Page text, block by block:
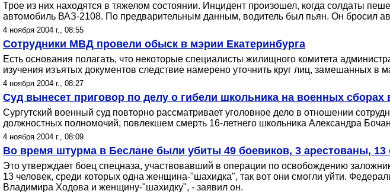
Трое из них находятся в тяжелом состоянии. Инцидент произошел, когда солдаты
автомобиль ВАЗ-2108. По предварительным данным, водитель был пьян. Он бросил
4 ноября 2004 г., 08:55
Сотрудники МВД провели обыск в мэрии Екатеринбурга
Есть основания полагать, что некоторые специалисты жилищного комитета
изучения изъятых документов следствие намерено уточнить круг лиц, замешанных в
4 ноября 2004 г., 08:27
Суд вынесет приговор по делу о гибели школьника на военных
Сургутский военный суд повторно рассматривает уголовное дело в отношении
должностных полномочий, повлекшем смерть 16-летнего школьника Александра
4 ноября 2004 г., 08:09
Во время штурма в Беслане были убиты 49 боевиков, 3 арестованы, 13
Это утверждает боец спецназа, участвовавший в операции по освобождению
13 человек, среди которых одна женщина-"шахидка", так вот они смогли уйти.
Владимира Ходова и женщину-"шахидку", - заявил он.